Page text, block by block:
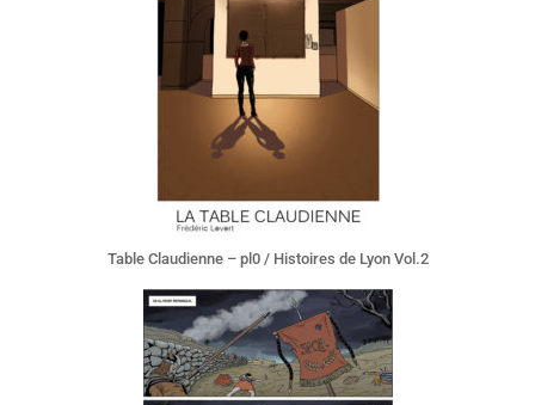
Table Claudienne – pl0 / Histoires de Lyon Vol.2